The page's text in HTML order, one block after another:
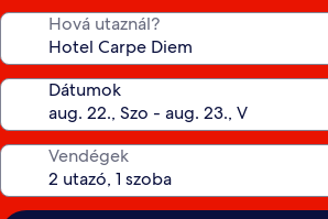
Hová utaznál?
Dátumok
Vendégek